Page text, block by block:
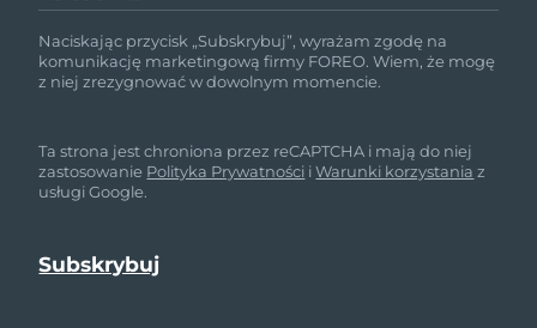
Naciskając przycisk „Subskrybuj”, wyrażam zgodę na
komunikację marketingową firmy FOREO. Wiem, że mogę
z niej zrezygnować w dowolnym momencie.
Ta strona jest chroniona przez reCAPTCHA i mają do niej
zastosowanie Polityka Prywatności iWarunki korzystania z
usługi Google.